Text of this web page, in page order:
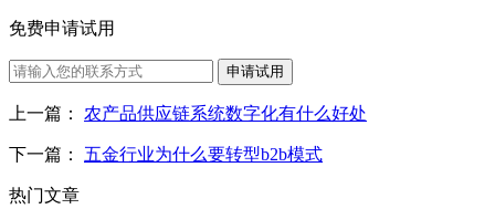
免费申请试用
申请试用
上一篇： 农产品供应链系统数字化有什么好处
下一篇： 五金行业为什么要转型b2b模式
热门文章